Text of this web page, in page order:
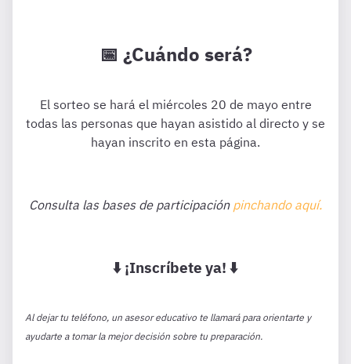
📅 ¿Cuándo será?
El sorteo se hará el miércoles 20 de mayo entre
todas las personas que hayan asistido al directo y se
hayan inscrito en esta página.
Consulta las bases de participación pinchando aquí.
⬇️ ¡Inscríbete ya! ⬇️
Al dejar tu teléfono, un asesor educativo te llamará para orientarte y
ayudarte a tomar la mejor decisión sobre tu preparación.